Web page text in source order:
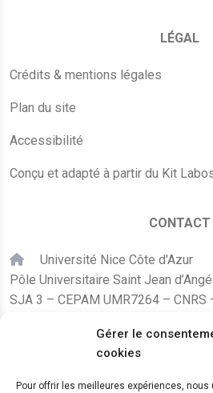
Gérer le
cookies
Pour offrir les meilleures expériences,
LÉGAL
Crédits & mentions légales
Plan du site
Accessibilité
Conçu et adapté à partir du Kit
CONTACT
Université Nice Côte d'Azur
Pôle Universitaire Saint Jean
SJA 3 – CEPAM UMR7264 – CNRS